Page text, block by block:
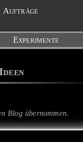
Aufträge
Experimente
Blog übernommen.